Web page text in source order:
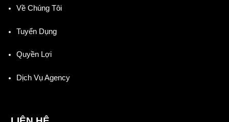
Về Chúng Tôi
Tuyển Dụng
Quyền Lợi
Dịch Vụ Agency